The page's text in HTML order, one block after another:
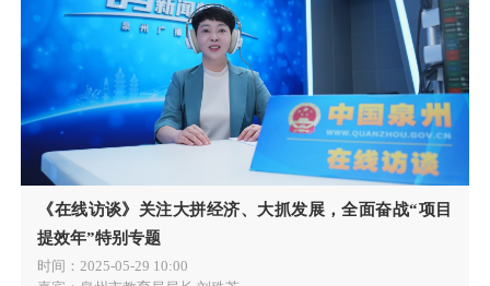
《在线访谈》关注大拼经济、大抓发展，全面奋战“项目
提效年”特别专题
时间：2025-05-29 10:00